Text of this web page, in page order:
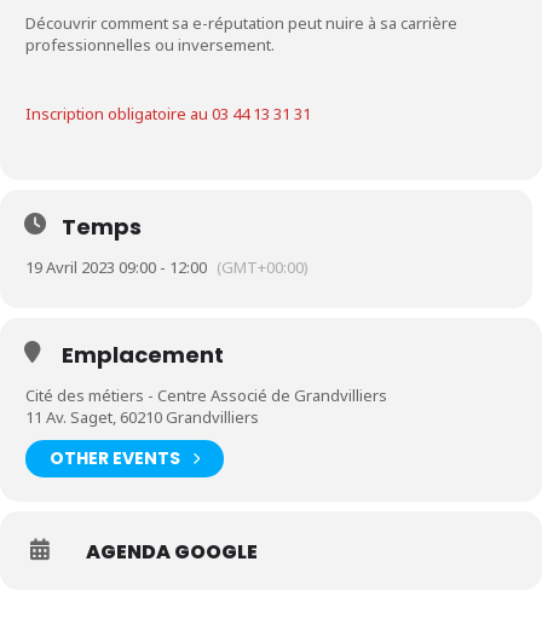
Découvrir comment sa e-réputation peut nuire à sa carrière
professionnelles ou inversement.
Inscription obligatoire au 03 44 13 31 31
Temps
19 Avril 2023 09:00 - 12:00 (GMT+00:00)
Emplacement
Cité des métiers - Centre Associé de Grandvilliers
11 Av. Saget, 60210 Grandvilliers
OTHER EVENTS
AGENDA GOOGLE